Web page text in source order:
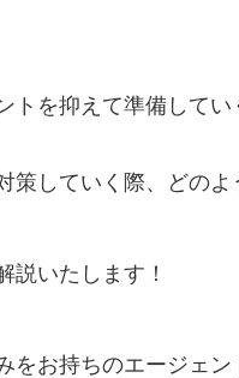
トを抑えて準備して
策していく際、どの
説いたします！
をお持ちのエージェ